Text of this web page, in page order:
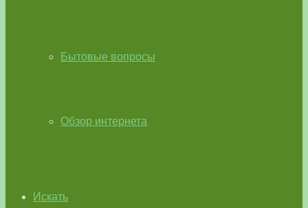
Бытовые вопросы
Обзор интернета
Искать